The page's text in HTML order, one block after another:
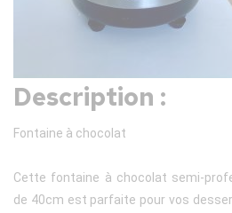
Description :
Fontaine à chocolat
Cette fontaine à chocolat semi-
de 40cm est parfaite pour vos